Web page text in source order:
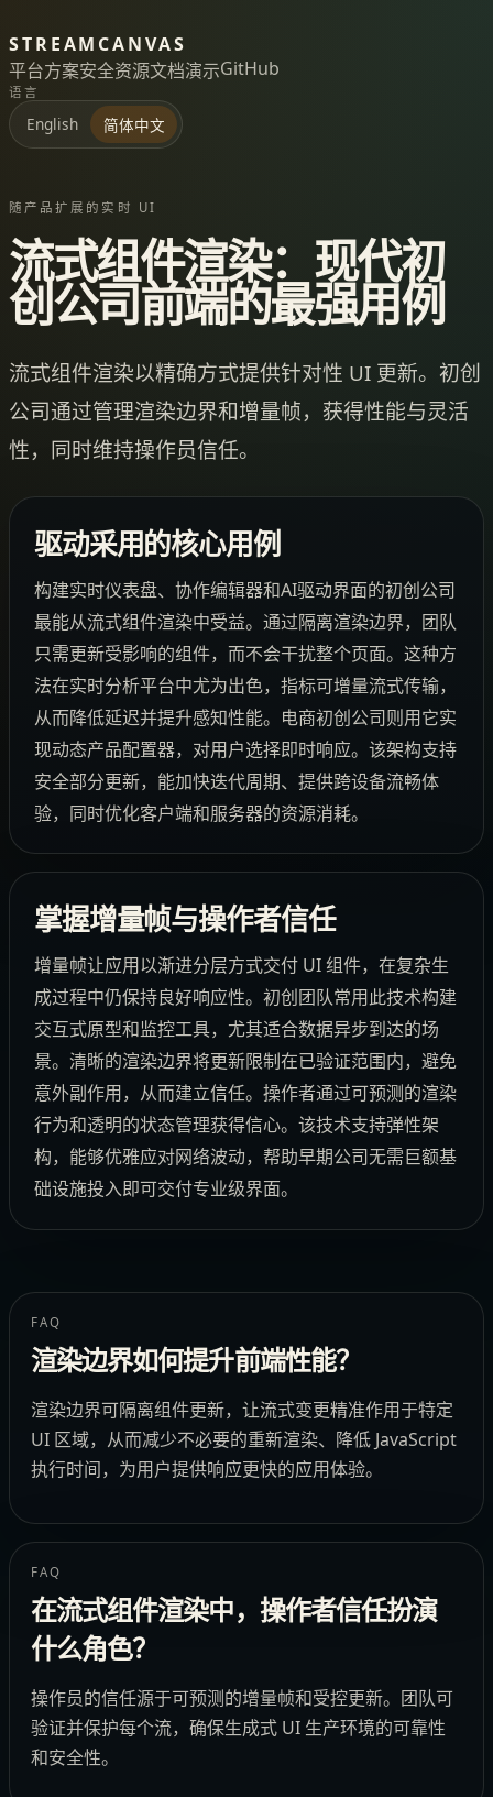
STREAMCANVAS
平台方案安全资源文档演示GitHub
语言
English 简体中文
随产品扩展的实时 UI
流式组件渲染：现代初
创公司前端的最强用例
流式组件渲染以精确方式提供针对性 UI 更新。初创
公司通过管理渲染边界和增量帧，获得性能与灵活
性，同时维持操作员信任。
驱动采用的核心用例
构建实时仪表盘、协作编辑器和AI驱动界面的初创公司
最能从流式组件渲染中受益。通过隔离渲染边界，团队
只需更新受影响的组件，而不会干扰整个页面。这种方
法在实时分析平台中尤为出色，指标可增量流式传输，
从而降低延迟并提升感知性能。电商初创公司则用它实
现动态产品配置器，对用户选择即时响应。该架构支持
安全部分更新，能加快迭代周期、提供跨设备流畅体
验，同时优化客户端和服务器的资源消耗。
掌握增量帧与操作者信任
增量帧让应用以渐进分层方式交付 UI 组件，在复杂生
成过程中仍保持良好响应性。初创团队常用此技术构建
交互式原型和监控工具，尤其适合数据异步到达的场
景。清晰的渲染边界将更新限制在已验证范围内，避免
意外副作用，从而建立信任。操作者通过可预测的渲染
行为和透明的状态管理获得信心。该技术支持弹性架
构，能够优雅应对网络波动，帮助早期公司无需巨额基
础设施投入即可交付专业级界面。
FAQ
渲染边界如何提升前端性能？
渲染边界可隔离组件更新，让流式变更精准作用于特定
UI 区域，从而减少不必要的重新渲染、降低 JavaScript
执行时间，为用户提供响应更快的应用体验。
FAQ
在流式组件渲染中，操作者信任扮演
什么角色？
操作员的信任源于可预测的增量帧和受控更新。团队可
验证并保护每个流，确保生成式 UI 生产环境的可靠性
和安全性。